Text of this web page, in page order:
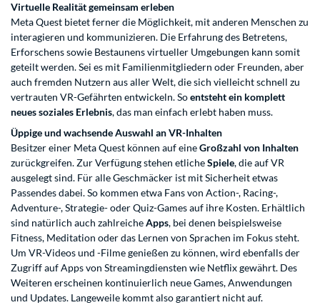
Virtuelle Realität gemeinsam erleben
Meta Quest bietet ferner die Möglichkeit, mit anderen Menschen zu
interagieren und kommunizieren. Die Erfahrung des Betretens,
Erforschens sowie Bestaunens virtueller Umgebungen kann somit
geteilt werden. Sei es mit Familienmitgliedern oder Freunden, aber
auch fremden Nutzern aus aller Welt, die sich vielleicht schnell zu
vertrauten VR-Gefährten entwickeln. Soentsteht ein komplett
neues soziales Erlebnis, das man einfach erlebt haben muss.
Üppige und wachsende Auswahl an VR-Inhalten
Besitzer einer Meta Quest können auf eineGroßzahl von Inhalten
zurückgreifen. Zur Verfügung stehen etlicheSpiele, die auf VR
ausgelegt sind. Für alle Geschmäcker ist mit Sicherheit etwas
Passendes dabei. So kommen etwa Fans von Action-, Racing-,
Adventure-, Strategie- oder Quiz-Games auf ihre Kosten. Erhältlich
sind natürlich auch zahlreicheApps, bei denen beispielsweise
Fitness, Meditation oder das Lernen von Sprachen im Fokus steht.
Um VR-Videos und -Filme genießen zu können, wird ebenfalls der
Zugriff auf Apps von Streamingdiensten wie Netflix gewährt. Des
Weiteren erscheinen kontinuierlich neue Games, Anwendungen
und Updates. Langeweile kommt also garantiert nicht auf.